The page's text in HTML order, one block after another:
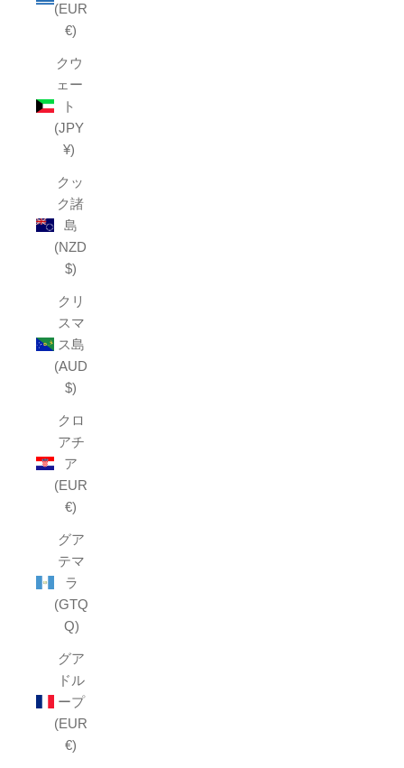
(EUR
€)
クウ
ェー
ト
(JPY
¥)
クッ
ク諸
島
(NZD
$)
クリ
スマ
ス島
(AUD
$)
クロ
アチ
ア
(EUR
€)
グア
テマ
ラ
(GTQ
Q)
グア
ドル
ープ
(EUR
€)